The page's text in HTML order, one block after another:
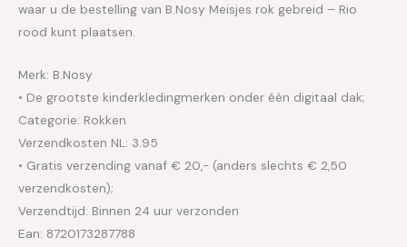
waar u de bestelling van B.Nosy Meisjes rok gebreid – Rio
rood kunt plaatsen.
Merk: B.Nosy
• De grootste kinderkledingmerken onder één digitaal dak;
Categorie: Rokken
Verzendkosten NL: 3.95
• Gratis verzending vanaf € 20,- (anders slechts € 2,50
verzendkosten);
Verzendtijd: Binnen 24 uur verzonden
Ean: 8720173287788